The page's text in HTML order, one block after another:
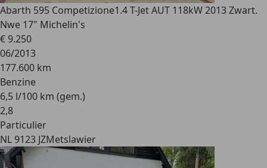
Abarth 595 Competizione1.4 T-Jet AUT 118kW 2013 Zwart.
Nwe 17" Michelin's
€ 9.250
06/2013
177.600 km
Benzine
6,5 l/100 km (gem.)
2,8
Particulier
NL 9123 JZMetslawier